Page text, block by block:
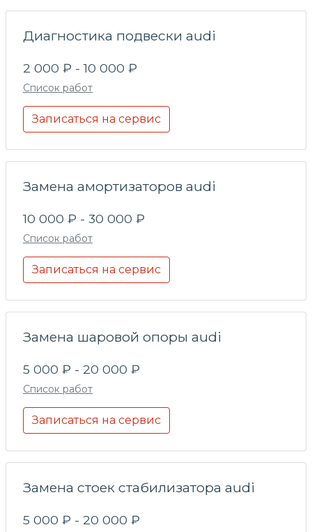
Диагностика подвески audi
2 000 ₽ - 10 000 ₽
Список работ
Записаться на сервис
Замена амортизаторов audi
10 000 ₽ - 30 000 ₽
Список работ
Записаться на сервис
Замена шаровой опоры audi
5 000 ₽ - 20 000 ₽
Список работ
Записаться на сервис
Замена стоек стабилизатора audi
5 000 ₽ - 20 000 ₽